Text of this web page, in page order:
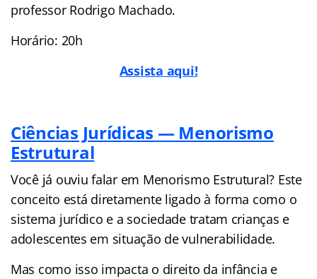
professor Rodrigo Machado.
Horário: 20h
Assista aqui!
Ciências Jurídicas — Menorismo
Estrutural
Você já ouviu falar em Menorismo Estrutural? Este
conceito está diretamente ligado à forma como o
sistema jurídico e a sociedade tratam crianças e
adolescentes em situação de vulnerabilidade.
Mas como isso impacta o direito da infância e